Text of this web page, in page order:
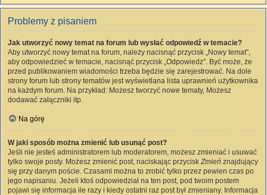
Problemy z pisaniem
Jak utworzyć nowy temat na forum lub wysłać odpowiedź w temacie?
Aby utworzyć nowy temat na forum, należy nacisnąć przycisk „Nowy temat”,
aby odpowiedzieć w temacie, nacisnąć przycisk „Odpowiedz”. Być może, że
przed publikowaniem wiadomości trzeba będzie się zarejestrować. Na dole
strony forum lub strony tematów jest wyświetlana lista uprawnień użytkownika
na każdym forum. Na przykład: Możesz tworzyć nowe tematy, Możesz
dodawać załączniki itp.
Na górę
W jaki sposób można zmienić lub usunąć post?
Jeśli nie jesteś administratorem lub moderatorem, możesz zmieniać i usuwać
tylko swoje posty. Możesz zmienić post, naciskając przyciskZmień znajdujący
się przy danym poście. Czasami można to zrobić tylko przez pewien czas po
jego napisaniu. Jeżeli ktoś odpowiedział na ten post, pod twoim postem
pojawi się informacja ile razy i kiedy ostatni raz post był zmieniany. Informacja